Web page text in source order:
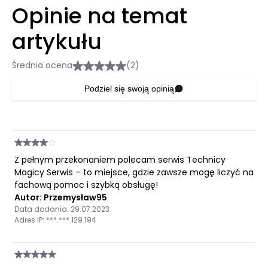
Opinie na temat
artykułu
Średnia ocena (2)
Podziel się swoją opinią
Z pełnym przekonaniem polecam serwis Technicy
Magicy Serwis – to miejsce, gdzie zawsze mogę liczyć na
fachową pomoc i szybką obsługę!
Autor: Przemysław95
Data dodania: 29.07.2023
Adres IP: ***.***.129.194